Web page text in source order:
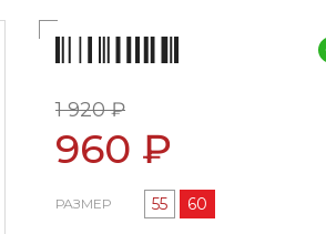
1 920 ₽
960 ₽
РАЗМЕР 55 60